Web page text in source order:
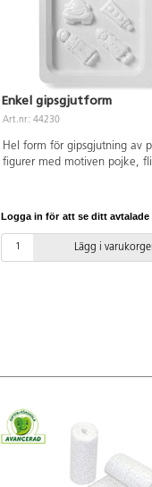
Enkel gipsgjutform
Art.nr: 44230
Hel form för gipsgjutning av
figurer med motiven pojke,
Logga in för att se ditt avtalade
Lägg i